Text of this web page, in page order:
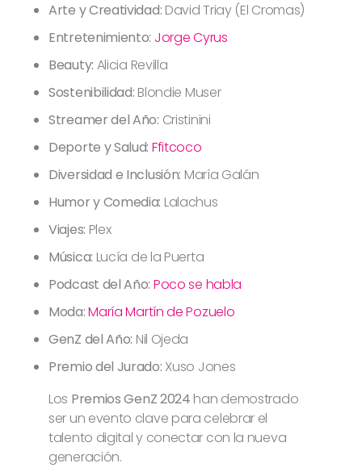
Arte y Creatividad: David Triay (El Cromas)
Entretenimiento: Jorge Cyrus
Beauty: Alicia Revilla
Sostenibilidad: Blondie Muser
Streamer del Año: Cristinini
Deporte y Salud: Ffitcoco
Diversidad e Inclusión: María Galán
Humor y Comedia: Lalachus
Viajes: Plex
Música: Lucía de la Puerta
Podcast del Año: Poco se habla
Moda:María Martín de Pozuelo
GenZ del Año: Nil Ojeda
Premio del Jurado: Xuso Jones
Los Premios GenZ 2024 han demostrado
ser un evento clave para celebrar el
talento digital y conectar con la nueva
generación.